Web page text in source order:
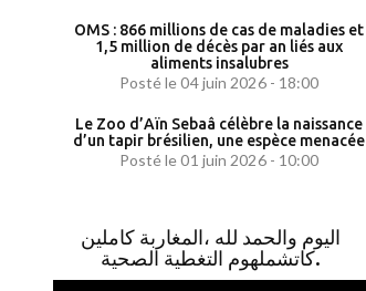
OMS : 866 millions de cas de maladies et
1,5 million de décès par an liés aux
aliments insalubres
Posté le 04 juin 2026 - 18:00
Le Zoo d’Aïn Sebaâ célèbre la naissance
d’un tapir brésilien, une espèce menacée
Posté le 01 juin 2026 - 10:00
اليوم والحمد لله ،المغاربة كاملين
كاتشملهوم التغطية الصحية.